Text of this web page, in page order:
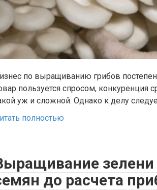
по выращиванию грибов
пользуется спросом, конкуренция
уж и сложной. Однако к делу
полностью
зелени
до расчета